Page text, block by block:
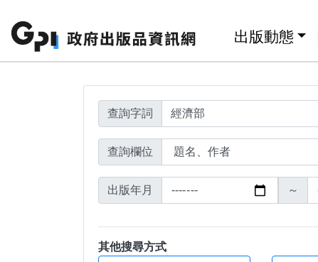
出版動態
搜尋結果頁面
查詢字詞
查詢欄位
出版年月 ～
其他搜尋方式